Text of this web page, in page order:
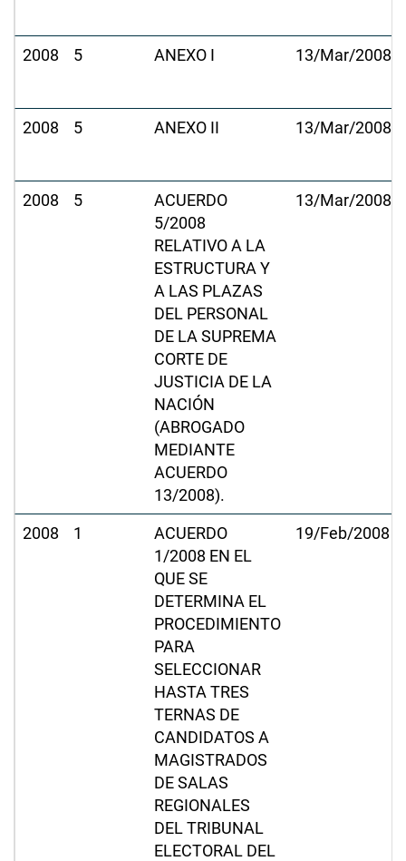
2008 5 ANEXO I 13/Mar/2008
2008 5 ANEXO II 13/Mar/2008
2008 5
ACUERDO
5/2008
RELATIVO A LA
ESTRUCTURA Y
A LAS PLAZAS
DEL PERSONAL
DE LA SUPREMA
CORTE DE
JUSTICIA DE LA
NACIÓN
(ABROGADO
MEDIANTE
ACUERDO
13/2008).
13/Mar/2008
2008 1
ACUERDO
1/2008 EN EL
QUE SE
DETERMINA EL
PROCEDIMIENTO
PARA
SELECCIONAR
HASTA TRES
TERNAS DE
CANDIDATOS A
MAGISTRADOS
DE SALAS
REGIONALES
DEL TRIBUNAL
ELECTORAL DEL
19/Feb/2008